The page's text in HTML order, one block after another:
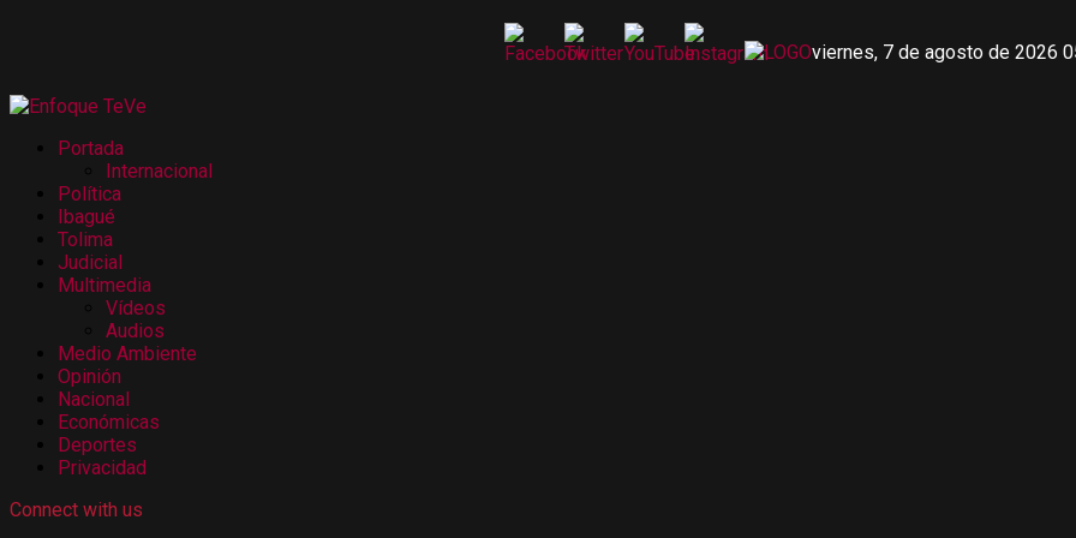
viernes, 7 de agosto de 2026
Portada
Internacional
Política
Ibagué
Tolima
Judicial
Multimedia
Vídeos
Audios
Medio Ambiente
Opinión
Nacional
Económicas
Deportes
Privacidad
Connect with us